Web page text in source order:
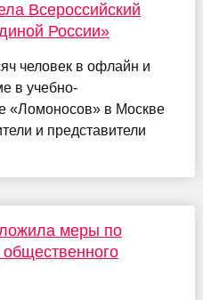
Всероссийский
России»
человек в офлайн и
в учебно-
«Ломоносов» в Москве
и представители
меры по